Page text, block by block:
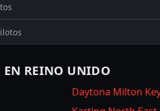
EN REINO UNIDO
Daytona Milton